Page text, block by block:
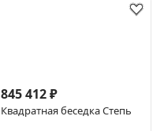
845 412 ₽
Квадратная беседка Степь